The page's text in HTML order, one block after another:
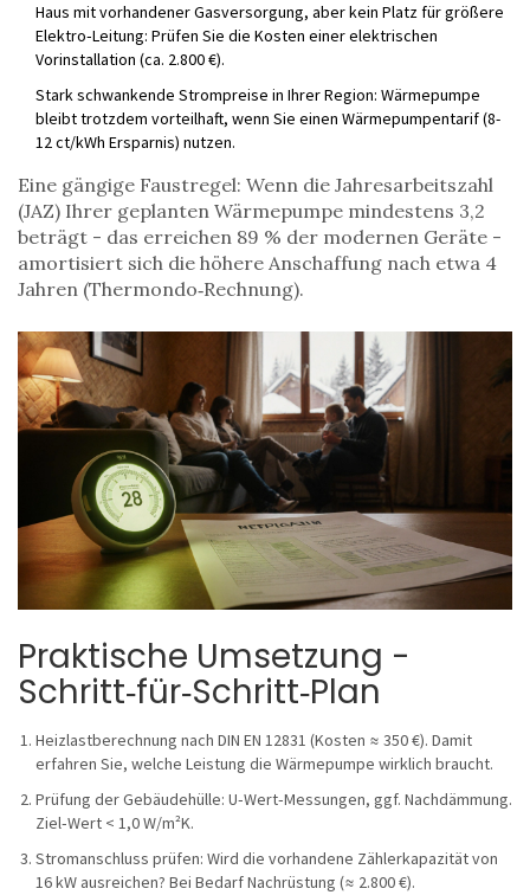
Haus mit vorhandener Gasversorgung, aber kein Platz für größere
Elektro‑Leitung: Prüfen Sie die Kosten einer elektrischen
Vorinstallation (ca. 2.800 €).
Stark schwankende Strompreise in Ihrer Region: Wärmepumpe
bleibt trotzdem vorteilhaft, wenn Sie einen Wärmepumpentarif (8-
12 ct/kWh Ersparnis) nutzen.
Eine gängige Faustregel: Wenn die Jahresarbeitszahl
(JAZ) Ihrer geplanten Wärmepumpe mindestens 3,2
beträgt - das erreichen 89 % der modernen Geräte -
amortisiert sich die höhere Anschaffung nach etwa 4
Jahren (Thermondo‑Rechnung).
Praktische Umsetzung -
Schritt‑für‑Schritt‑Plan
Heizlastberechnung nach DIN EN 12831 (Kosten ≈ 350 €). Damit
erfahren Sie, welche Leistung die Wärmepumpe wirklich braucht.
Prüfung der Gebäudehülle: U‑Wert‑Messungen, ggf. Nachdämmung.
Ziel‑Wert < 1,0 W/m²K.
Stromanschluss prüfen: Wird die vorhandene Zählerkapazität von
16 kW ausreichen? Bei Bedarf Nachrüstung (≈ 2.800 €).